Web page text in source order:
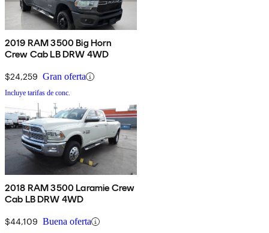
2019 RAM 3500 Big Horn
Crew Cab LB DRW 4WD
$24,259 Gran oferta
Incluye tarifas de conc.
2018 RAM 3500 Laramie Crew
Cab LB DRW 4WD
$44,109 Buena oferta